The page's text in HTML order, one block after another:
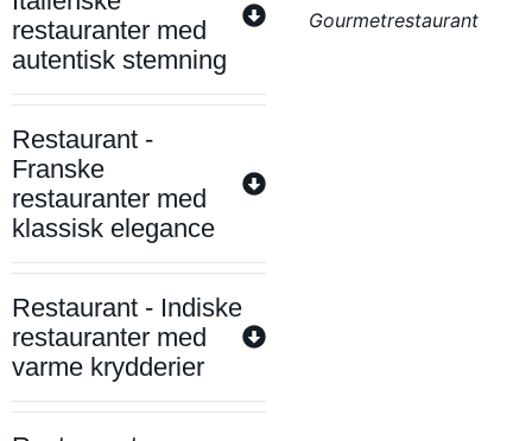
restauranter med
autentisk stemning
Restaurant -
Franske
restauranter med
klassisk elegance
Restaurant - Indiske
restauranter med
varme krydderier
Gourmetrestaurant